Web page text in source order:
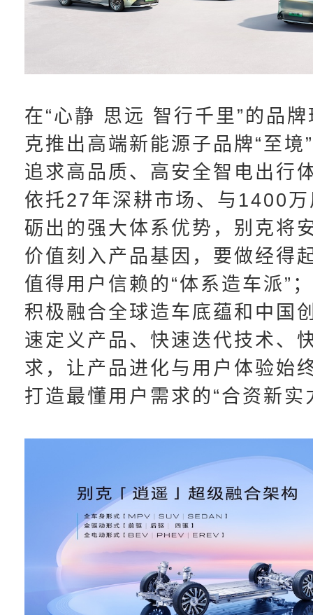
在“心静 思远 智行千里”的品
克推出高端新能源子品牌“至境
追求高品质、高安全智电出行
依托27年深耕市场、与1400
砺出的强大体系优势，别克将
价值刻入产品基因，要做经得
值得用户信赖的“体系造车派”
积极融合全球造车底蕴和中国
速定义产品、快速迭代技术、
求，让产品进化与用户体验始
打造最懂用户需求的“合资新实